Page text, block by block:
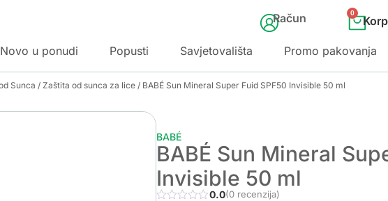
Račun 0
Novo u ponudi Popusti Savjetovališta Promo pakovanja
Sunca / Zaštita od sunca za lice / BABÉ Sun Mineral Super Fuid SPF50 Invisible 50 ml
BABÉ
BABÉ Sun Mineral
Invisible 50 ml
0.0(0 recenzija)